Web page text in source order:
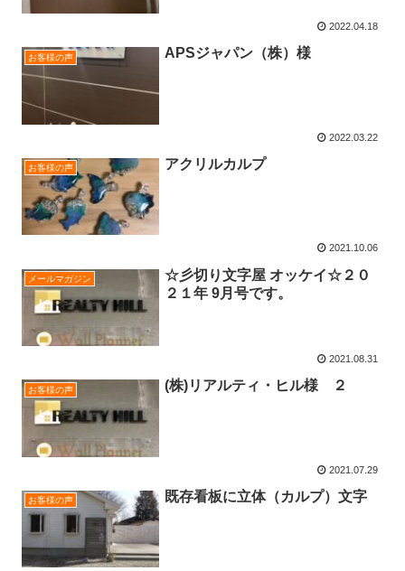
2022.04.18
お客様の声 APSジャパン（株）様
2022.03.22
お客様の声 アクリルカルプ
2021.10.06
メールマガジン
☆彡切り文字屋 オッケイ☆２０
２１年 9月号です。
2021.08.31
お客様の声 (株)リアルティ・ヒル様 ２
2021.07.29
お客様の声 既存看板に立体（カルプ）文字